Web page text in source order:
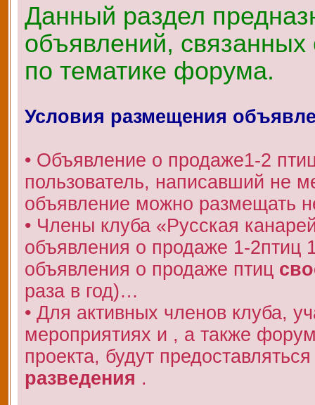
Данный раздел
объявлений,
по тематике форума.
Условия размещения
• Объявление о продаже1-2
пользователь, написавший не
объявление можно размещать
• Члены клуба «Русская
объявления о продаже 1-
объявления о продаже птиц
раза в год)…
• Для активных членов клуба,
мероприятиях и , а также
проекта, будут
разведения .